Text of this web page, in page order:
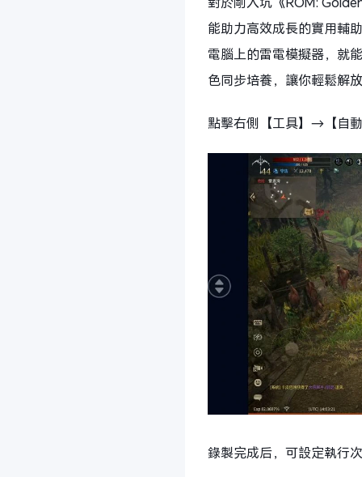
能助力高效成長的實用輔
電腦上的雷電模擬器，就
色同步培養，讓你輕鬆解
點擊右側【工具】→【自
錄製完成后，可設定執行